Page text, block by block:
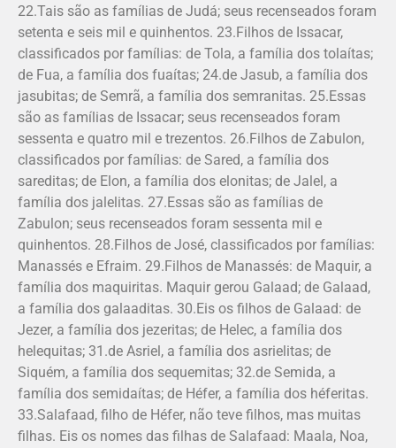
22.Tais são as famílias de Judá; seus recenseados foram
setenta e seis mil e quinhentos. 23.Filhos de Issacar,
classificados por famílias: de Tola, a família dos tolaítas;
de Fua, a família dos fuaítas; 24.de Jasub, a família dos
jasubitas; de Semrã, a família dos semranitas. 25.Essas
são as famílias de Issacar; seus recenseados foram
sessenta e quatro mil e trezentos. 26.Filhos de Zabulon,
classificados por famílias: de Sared, a família dos
sareditas; de Elon, a família dos elonitas; de Jalel, a
família dos jalelitas. 27.Essas são as famílias de
Zabulon; seus recenseados foram sessenta mil e
quinhentos. 28.Filhos de José, classificados por famílias:
Manassés e Efraim. 29.Filhos de Manassés: de Maquir, a
família dos maquiritas. Maquir gerou Ga­laad; de Galaad,
a família dos galaaditas. 30.Eis os filhos de Galaad: de
Jezer, a família dos jezeritas; de Helec, a família dos
helequitas; 31.de Asriel, a família dos asrie­litas; de
Siquém, a família dos seque­mitas; 32.de Semida, a
família dos semidaí­tas; de Héfer, a família dos héferitas.
33.Sala­faad, filho de Héfer, não teve filhos, mas muitas
filhas. Eis os nomes das filhas de Salafaad: Maala, Noa,